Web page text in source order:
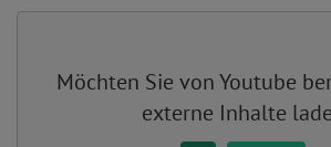
Möchten Sie vonYoutube
externe Inhalte